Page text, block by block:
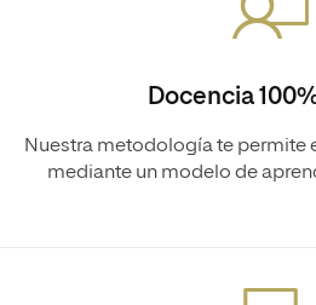
Docencia
Nuestra metodología te permite
mediante un modelo de